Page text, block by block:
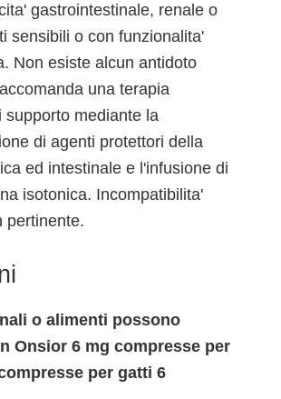
gastrointestinale, renale o
sensibili o con funzionalita'
Non esiste alcun antidoto
una terapia
supporto mediante la
di agenti protettori della
ed intestinale e l'infusione di
isotonica. Incompatibilita'
pertinente.
o alimenti possono
Onsior 6 mg compresse per
per gatti 6